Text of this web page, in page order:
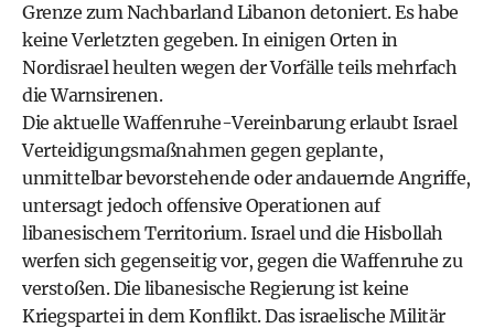
Grenze zum Nachbarland Libanon detoniert. Es habe
keine Verletzten gegeben. In einigen Orten in
Nordisrael heulten wegen der Vorfälle teils mehrfach
die Warnsirenen.
Die aktuelle Waffenruhe-Vereinbarung erlaubt Israel
Verteidigungsmaßnahmen gegen geplante,
unmittelbar bevorstehende oder andauernde Angriffe,
untersagt jedoch offensive Operationen auf
libanesischem Territorium. Israel und die Hisbollah
werfen sich gegenseitig vor, gegen die Waffenruhe zu
verstoßen. Die libanesische Regierung ist keine
Kriegspartei in dem Konflikt. Das israelische Militär